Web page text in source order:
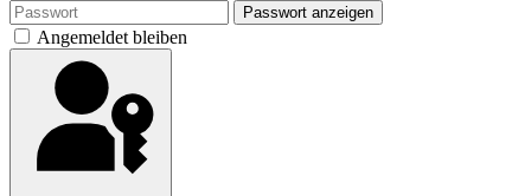
Passwort anzeigen
Angemeldet bleiben